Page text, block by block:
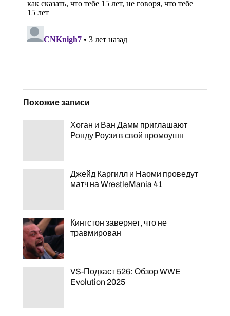
Похожие записи
Хоган и Ван Дамм приглашают
Ронду Роузи в свой промоушн
Джейд Каргилл и Наоми проведут
матч на WrestleMania 41
Кингстон заверяет, что не
травмирован
VS-Подкаст 526: Обзор WWE
Evolution 2025